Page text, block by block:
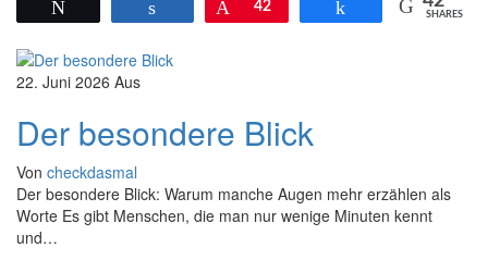
Pin
42 Teilen
SHARES
22. Juni 2026 Aus
Der besondere Blick
Von checkdasmal
Der besondere Blick: Warum manche Augen mehr erzählen als
Worte Es gibt Menschen, die man nur wenige Minuten kennt
und…